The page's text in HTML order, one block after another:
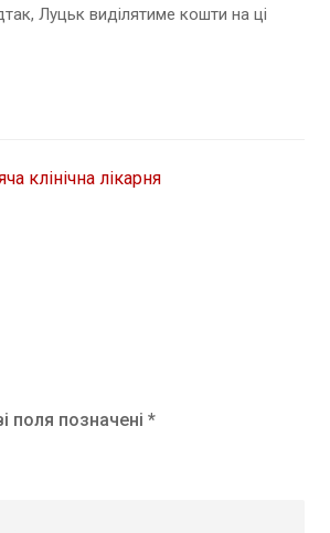
Луцьк виділятиме кошти на ці
клінічна лікарня
поля позначені *